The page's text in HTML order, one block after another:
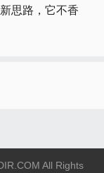
思路，它不香
All Rights